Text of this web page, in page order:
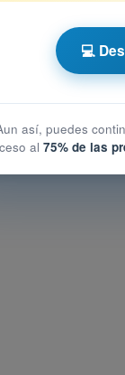
- Célula,
Aeronave - Célula,
- Célula,
💻
así, puedes
al 75% de las